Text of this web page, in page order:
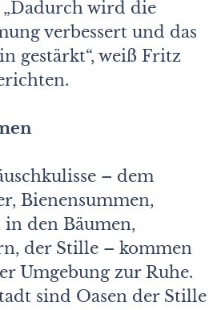
wird die
verbessert und das
gestärkt“, weiß Fritz
– dem
Bienensummen,
den Bäumen,
der Stille – kommen
Umgebung zur Ruhe.
sind Oasen der Stille